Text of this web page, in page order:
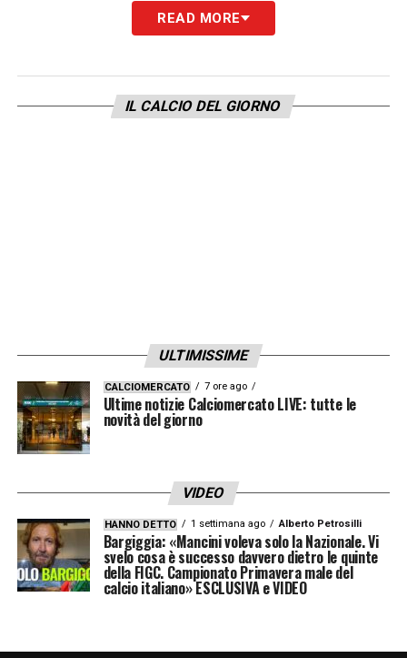
READ MORE
IL CALCIO DEL GIORNO
ULTIMISSIME
CALCIOMERCATO 7 ore ago
Ultime notizie Calciomercato LIVE: tutte le
novità del giorno
VIDEO
HANNO DETTO 1 settimana ago Alberto Petrosilli
Bargiggia: «Mancini voleva solo la Nazionale. Vi
svelo cosa è successo davvero dietro le quinte
della FIGC. Campionato Primavera male del
calcio italiano» ESCLUSIVA e VIDEO